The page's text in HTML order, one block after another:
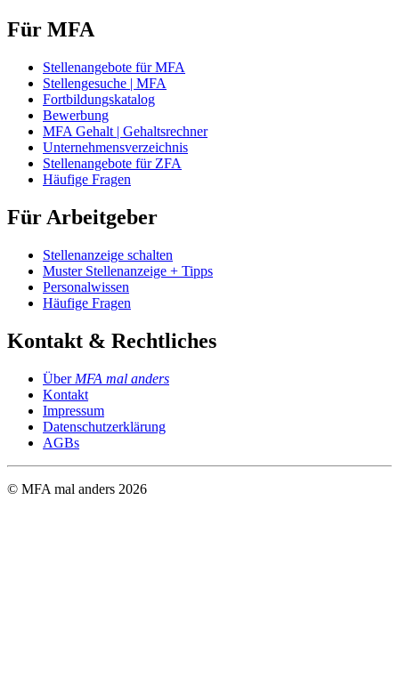
Für MFA
Stellenangebote für MFA
Stellengesuche | MFA
Fortbildungskatalog
Bewerbung
MFA Gehalt | Gehaltsrechner
Unternehmensverzeichnis
Stellenangebote für ZFA
Häufige Fragen
Für Arbeitgeber
Stellenanzeige schalten
Muster Stellenanzeige + Tipps
Personalwissen
Häufige Fragen
Kontakt & Rechtliches
Über MFA mal anders
Kontakt
Impressum
Datenschutzerklärung
AGBs
© MFA mal anders 2026